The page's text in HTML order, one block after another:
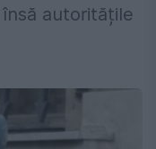
autoritățile